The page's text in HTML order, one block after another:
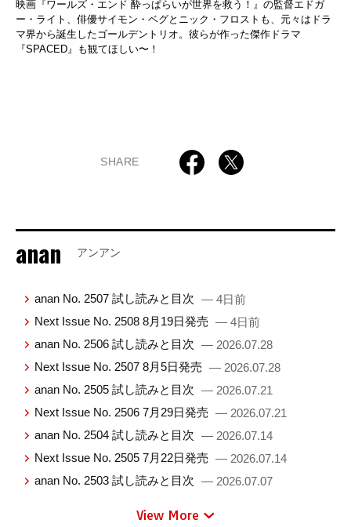
映画『ワールズ・エンド 酔っぱらいが世界を救う！』の監督エドガ
ー・ライト、俳優サイモン・ベグとニック・フロストも、元々はドラ
マ界から誕生したゴールデントリオ。彼らが作った傑作ドラマ
『SPACED』も観てほしい〜！
SHARE
anan アンアン
anan No. 2507 試し読みと目次 — 4日前
Next Issue No. 2508 8月19日発売 — 4日前
anan No. 2506 試し読みと目次 — 2026.07.28
Next Issue No. 2507 8月5日発売 — 2026.07.28
anan No. 2505 試し読みと目次 — 2026.07.21
Next Issue No. 2506 7月29日発売 — 2026.07.21
anan No. 2504 試し読みと目次 — 2026.07.14
Next Issue No. 2505 7月22日発売 — 2026.07.14
anan No. 2503 試し読みと目次 — 2026.07.07
View More